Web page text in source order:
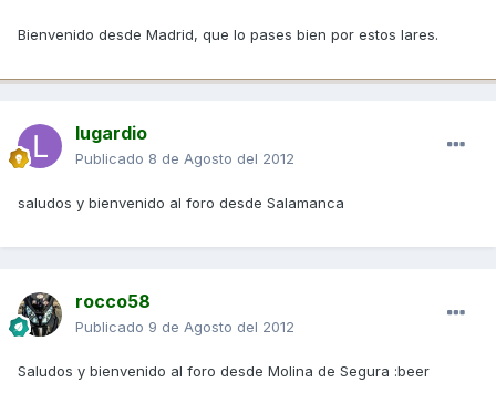
Bienvenido desde Madrid, que lo pases bien por estos lares.
lugardio
Publicado 8 de Agosto del 2012
saludos y bienvenido al foro desde Salamanca
rocco58
Publicado 9 de Agosto del 2012
Saludos y bienvenido al foro desde Molina de Segura :beer